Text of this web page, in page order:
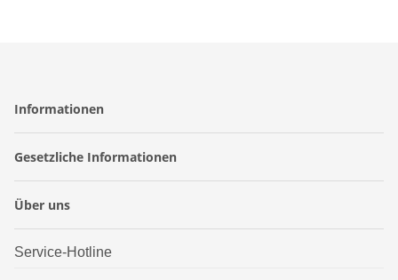
Informationen
Gesetzliche Informationen
Über uns
Service-Hotline